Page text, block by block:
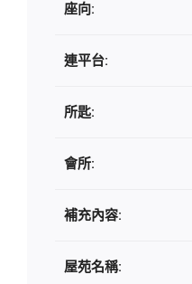
座向:
連平台:
所匙:
會所:
補充內容:
屋苑名稱: